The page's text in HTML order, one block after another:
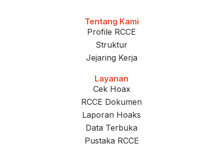
Tentang Kami
Profile RCCE
Struktur
Jejaring Kerja
Layanan
Cek Hoax
RCCE Dokumen
Laporan Hoaks
Data Terbuka
Pustaka RCCE